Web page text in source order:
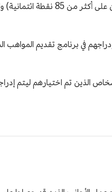
دليل الحصول على إشعار تصريح عمل للأجانب ذوي الكفاءة
في برنامج تقديم المواهب
الذين تم اختيارهم ليتم